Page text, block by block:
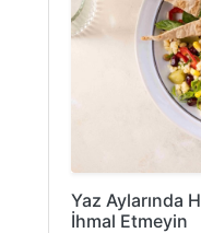
Yaz Aylarında
İhmal Etmeyin